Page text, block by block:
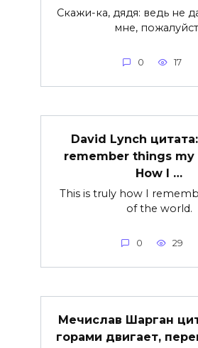
Скажи-ка, дядя: ведь не
мне,
0 17
David Lynch
remember things my
How I …
This is truly how I
of the world.
0 29
Мечислав Шарган
горами двигает,